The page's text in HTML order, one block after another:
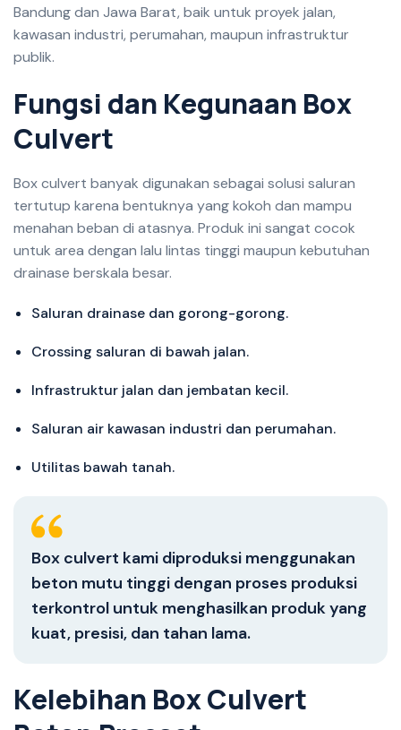
Bandung dan Jawa Barat, baik untuk proyek jalan,
kawasan industri, perumahan, maupun infrastruktur
publik.
Fungsi dan Kegunaan Box
Culvert
Box culvert banyak digunakan sebagai solusi saluran
tertutup karena bentuknya yang kokoh dan mampu
menahan beban di atasnya. Produk ini sangat cocok
untuk area dengan lalu lintas tinggi maupun kebutuhan
drainase berskala besar.
Saluran drainase dan gorong-gorong.
Crossing saluran di bawah jalan.
Infrastruktur jalan dan jembatan kecil.
Saluran air kawasan industri dan perumahan.
Utilitas bawah tanah.
Box culvert kami diproduksi menggunakan
beton mutu tinggi dengan proses produksi
terkontrol untuk menghasilkan produk yang
kuat, presisi, dan tahan lama.
Kelebihan BoxCulvert